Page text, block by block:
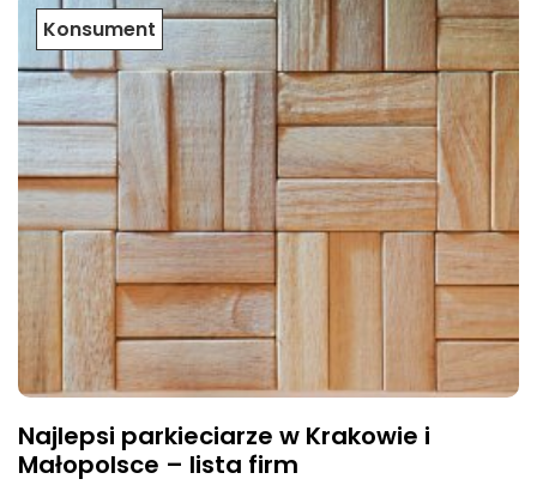
Konsument
Najlepsi parkieciarze w Krakowie i
Małopolsce – lista firm